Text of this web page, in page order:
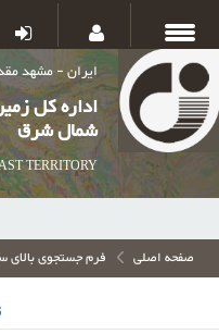
ایران - مشهد
اداره کل
شمال شرق
TERRITORY
صفحه اصلی فرم جستجوی بالای